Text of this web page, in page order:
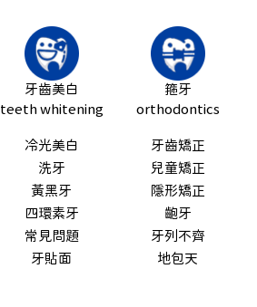
牙齒美白
teeth whitening
冷光美白
洗牙
黃黑牙
四環素牙
常見問題
牙貼面
箍牙
orthodontics
牙齒矯正
兒童矯正
隱形矯正
齙牙
牙列不齊
地包天